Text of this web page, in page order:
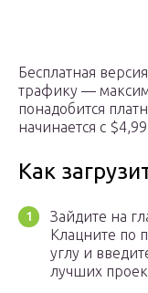
Бесплатная
трафику —
понадобится
начинается с
Как
Зайдите на
Клацните по
углу и
лучших